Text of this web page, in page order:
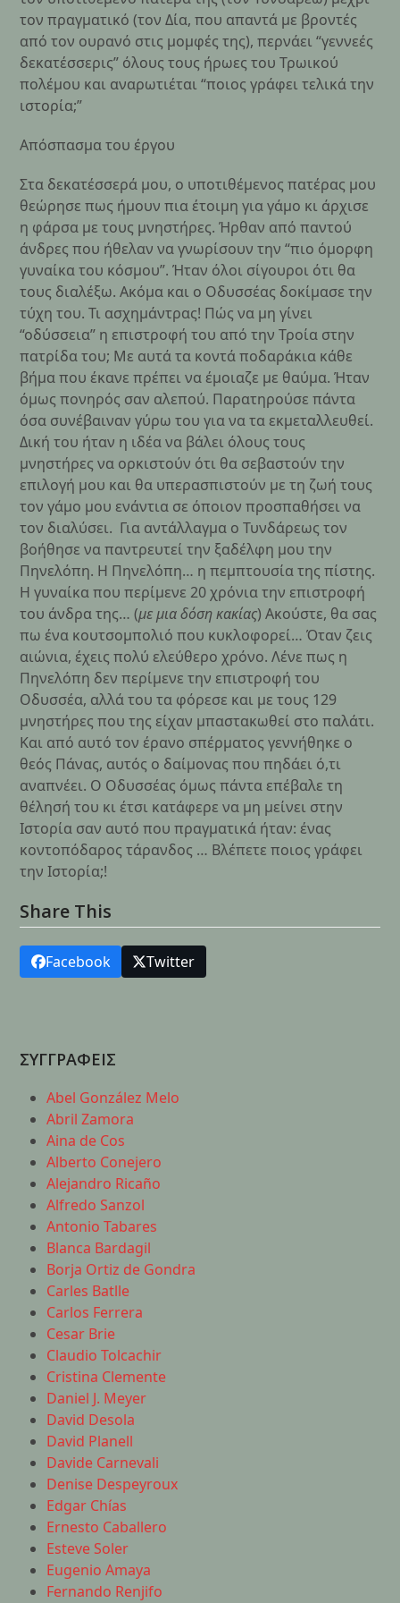
τον πραγματικό (τον Δία, που απαντά με βροντές
από τον ουρανό στις μομφές της), περνάει “γεννεές
δεκατέσσερις” όλους τους ήρωες του Τρωικού
πολέμου και αναρωτιέται “ποιος γράφει τελικά την
ιστορία;”
Απόσπασμα του έργου
Στα δεκατέσσερά μου, ο υποτιθέμενος πατέρας μου
θεώρησε πως ήμουν πια έτοιμη για γάμο κι άρχισε
η φάρσα με τους μνηστήρες. Ήρθαν από παντού
άνδρες που ήθελαν να γνωρίσουν την “πιο όμορφη
γυναίκα του κόσμου”. Ήταν όλοι σίγουροι ότι θα
τους διαλέξω. Ακόμα και ο Οδυσσέας δοκίμασε την
τύχη του. Τι ασχημάντρας! Πώς να μη γίνει
“οδύσσεια” η επιστροφή του από την Τροία στην
πατρίδα του; Με αυτά τα κοντά ποδαράκια κάθε
βήμα που έκανε πρέπει να έμοιαζε με θαύμα. Ήταν
όμως πονηρός σαν αλεπού. Παρατηρούσε πάντα
όσα συνέβαιναν γύρω του για να τα εκμεταλλευθεί.
Δική του ήταν η ιδέα να βάλει όλους τους
μνηστήρες να ορκιστούν ότι θα σεβαστούν την
επιλογή μου και θα υπερασπιστούν με τη ζωή τους
τον γάμο μου ενάντια σε όποιον προσπαθήσει να
τον διαλύσει. Για αντάλλαγμα ο Τυνδάρεως τον
βοήθησε να παντρευτεί την ξαδέλφη μου την
Πηνελόπη. Η Πηνελόπη… η πεμπτουσία της πίστης.
Η γυναίκα που περίμενε 20 χρόνια την επιστροφή
του άνδρα της… (με μια δόση κακίας) Ακούστε, θα σας
πω ένα κουτσομπολιό που κυκλοφορεί… Όταν ζεις
αιώνια, έχεις πολύ ελεύθερο χρόνο. Λένε πως η
Πηνελόπη δεν περίμενε την επιστροφή του
Οδυσσέα, αλλά του τα φόρεσε και με τους 129
μνηστήρες που της είχαν μπαστακωθεί στο παλάτι.
Και από αυτό τον έρανο σπέρματος γεννήθηκε ο
θεός Πάνας, αυτός ο δαίμονας που πηδάει ό,τι
αναπνέει. Ο Οδυσσέας όμως πάντα επέβαλε τη
θέλησή του κι έτσι κατάφερε να μη μείνει στην
Ιστορία σαν αυτό που πραγματικά ήταν: ένας
κοντοπόδαρος τάρανδος … Βλέπετε ποιος γράφει
την Ιστορία;!
Share This
Facebook Twitter
ΣΥΓΓΡΑΦΕΙΣ
Abel González Melo
Abril Zamora
Aina de Cos
Alberto Conejero
Alejandro Ricaño
Alfredo Sanzol
Antonio Tabares
Blanca Bardagil
Borja Ortiz de Gondra
Carles Batlle
Carlos Ferrera
Cesar Brie
Claudio Tolcachir
Cristina Clemente
Daniel J. Meyer
David Desola
David Planell
Davide Carnevali
Denise Despeyroux
Edgar Chías
Ernesto Caballero
Esteve Soler
Eugenio Amaya
Fernando Renjifo